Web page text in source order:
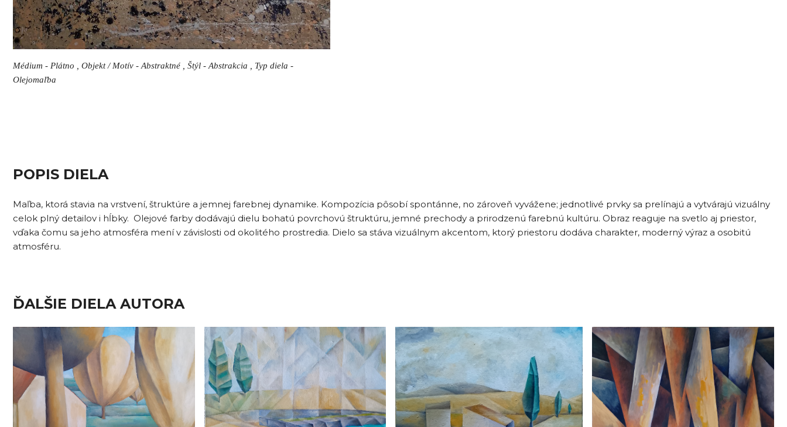
Médium - Plátno , Objekt / Motív - Abstraktné , Štýl - Abstrakcia , Typ diela -
Olejomaľba
POPIS DIELA
Maľba, ktorá stavia na vrstvení, štruktúre a jemnej farebnej dynamike. Kompozícia pôsobí spontánne, no zároveň vyvážene; jednotlivé prvky sa prelínajú a vytvárajú vizuálny
celok plný detailov i hĺbky. Olejové farby dodávajú dielu bohatú povrchovú štruktúru, jemné prechody a prirodzenú farebnú kultúru. Obraz reaguje na svetlo aj priestor,
vďaka čomu sa jeho atmosféra mení v závislosti od okolitého prostredia. Dielo sa stáva vizuálnym akcentom, ktorý priestoru dodáva charakter, moderný výraz a osobitú
atmosféru.
ĎALŠIE DIELA AUTORA